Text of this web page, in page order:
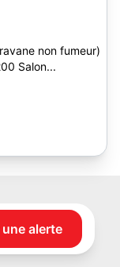
non fumeur)
Salon...
une alerte